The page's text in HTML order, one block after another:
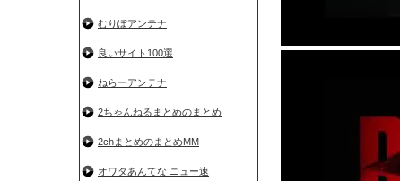
むりぽアンテナ
良いサイト100選
ねらーアンテナ
2ちゃんねるまとめのまとめ
2chまとめのまとめMM
オワタあんてな ニュー速